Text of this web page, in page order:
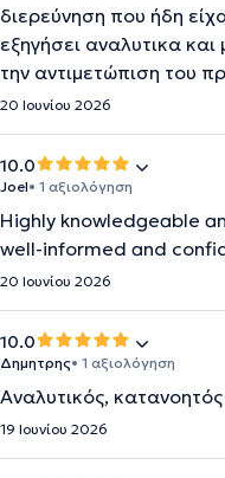
διερεύνηση που ήδη
εξηγήσει αναλυτικα
την αντιμετώπιση του
20 Ιουνίου 2026
10.0
Joel• 1 αξιολόγηση
Highly knowledgeable
well-informed and
20 Ιουνίου 2026
10.0
Δημητρης• 1 αξιολόγηση
Αναλυτικός,
19 Ιουνίου 2026